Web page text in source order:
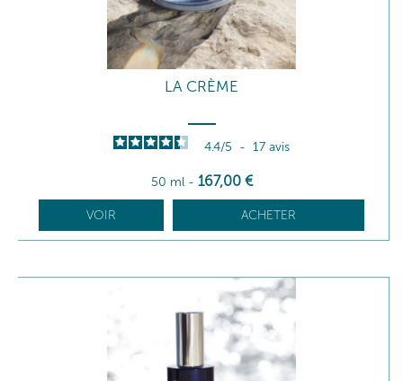
LA CRÈME
4.4/5 - 17 avis
50 ml - 167,00 €
VOIR ACHETER